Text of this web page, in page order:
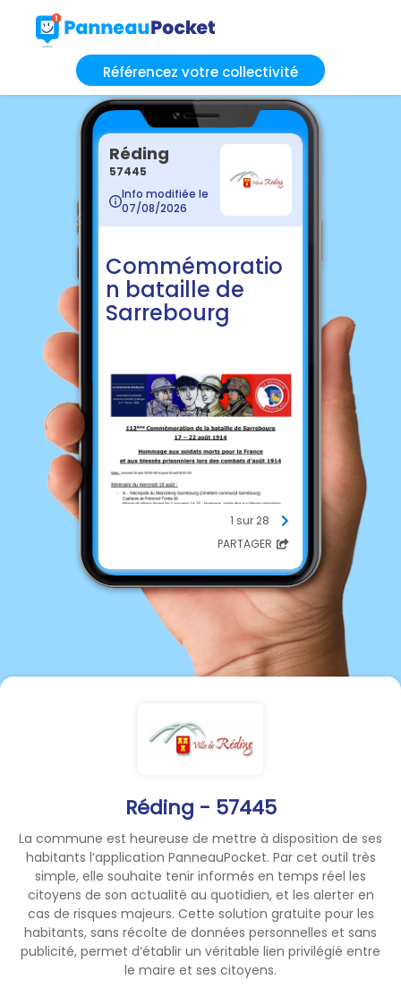
Référencez votre collectivité
Réding - 57445
La commune est heureuse de mettre à disposition de ses
habitants l’application PanneauPocket. Par cet outil très
simple, elle souhaite tenir informés en temps réel les
citoyens de son actualité au quotidien, et les alerter en
cas de risques majeurs. Cette solution gratuite pour les
habitants, sans récolte de données personnelles et sans
publicité, permet d’établir un véritable lien privilégié entre
le maire et ses citoyens.
Réding
57445
Info modifiée le
07/08/2026
Commémoratio
n bataille de
Sarrebourg
1 sur 28
PARTAGER